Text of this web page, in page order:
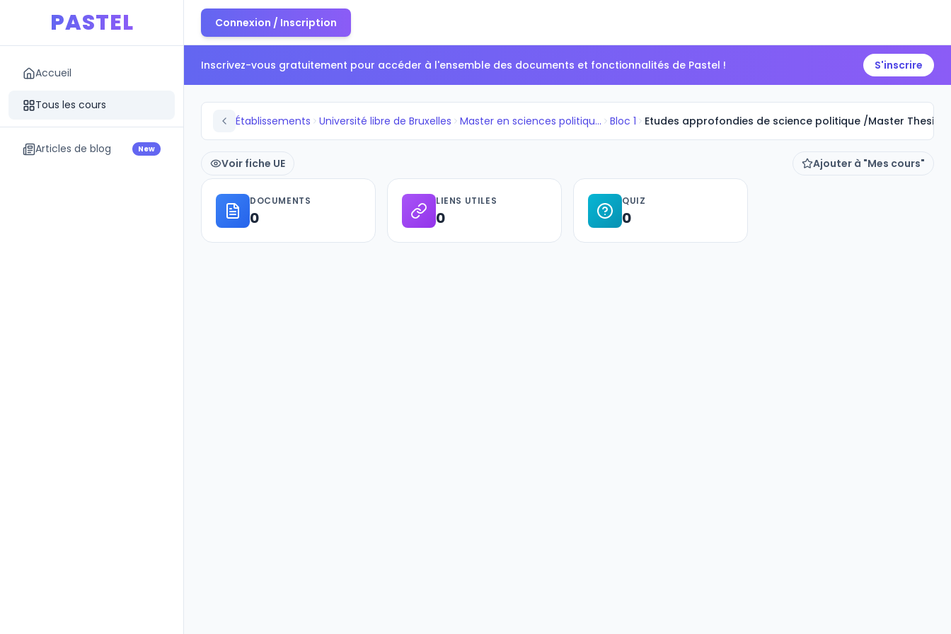
PASTEL
Accueil
Tous les cours
Articles de blog New
Connexion / Inscription
Inscrivez-vous gratuitement pour accéder à l'ensemble des documents et fonctionnalités de Pastel ! S'inscrire
Établissements Université libre de Bruxelles Master en sciences politiques,... Bloc 1 Etudes approfondies de science politique /Master Thesis
Voir fiche UE Ajouter à "Mes cours"
DOCUMENTS
0
LIENS UTILES
0
QUIZ
0